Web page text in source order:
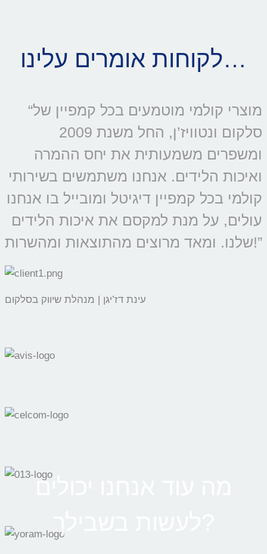
לקוחות אומרים עלינו…
“מוצרי קולמי מוטמעים בכל קמפיין של
סלקום ונטוויז’ן, החל משנת 2009
ומשפרים משמעותית את יחס ההמרה
ואיכות הלידים. אנחנו משתמשים בשירותי
קולמי בכל קמפיין דיגיטל ומובייל בו אנחנו
עולים, על מנת למקסם את איכות הלידים
שלנו. ומאד מרוצים מהתוצאות ומהשרות!”
עינת דז’יגן | מנהלת שיווק בסלקום
מה עוד אנחנו יכולים